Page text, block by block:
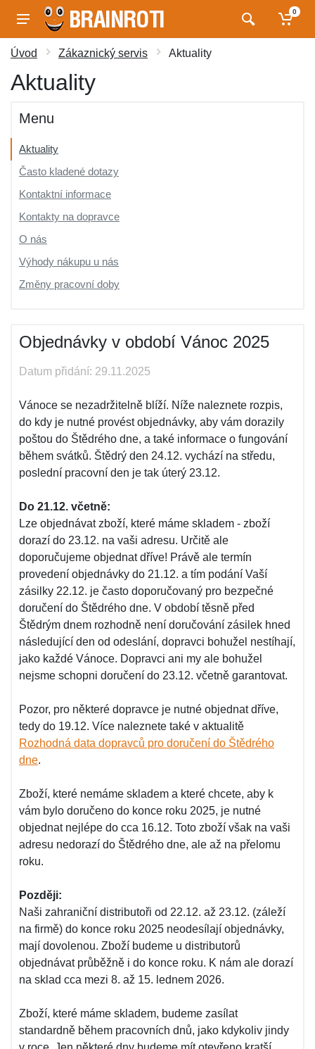
0
Úvod Zákaznický servis Aktuality
Aktuality
Menu
Aktuality
Často kladené dotazy
Kontaktní informace
Kontakty na dopravce
O nás
Výhody nákupu u nás
Změny pracovní doby
Objednávky v období Vánoc 2025
Datum přidání: 29.11.2025
Vánoce se nezadržitelně blíží. Níže naleznete rozpis,
do kdy je nutné provést objednávky, aby vám dorazily
poštou do Štědrého dne, a také informace o fungování
během svátků. Štědrý den 24.12. vychází na středu,
poslední pracovní den je tak úterý 23.12.
Do 21.12. včetně:
Lze objednávat zboží, které máme skladem - zboží
dorazí do 23.12. na vaši adresu. Určitě ale
doporučujeme objednat dříve! Právě ale termín
provedení objednávky do 21.12. a tím podání Vaší
zásilky 22.12. je často doporučovaný pro bezpečné
doručení do Štědrého dne. V období těsně před
Štědrým dnem rozhodně není doručování zásilek hned
následující den od odeslání, dopravci bohužel nestíhají,
jako každé Vánoce. Dopravci ani my ale bohužel
nejsme schopni doručení do 23.12. včetně garantovat.
Pozor, pro některé dopravce je nutné objednat dříve,
tedy do 19.12. Více naleznete také v aktualitě
Rozhodná data dopravců pro doručení do Štědrého
dne.
Zboží, které nemáme skladem a které chcete, aby k
vám bylo doručeno do konce roku 2025, je nutné
objednat nejlépe do cca 16.12. Toto zboží však na vaši
adresu nedorazí do Štědrého dne, ale až na přelomu
roku.
Později:
Naši zahraniční distributoři od 22.12. až 23.12. (záleží
na firmě) do konce roku 2025 neodesílají objednávky,
mají dovolenou. Zboží budeme u distributorů
objednávat průběžně i do konce roku. K nám ale dorazí
na sklad cca mezi 8. až 15. lednem 2026.
Zboží, které máme skladem, budeme zasílat
standardně během pracovních dnů, jako kdykoliv jindy